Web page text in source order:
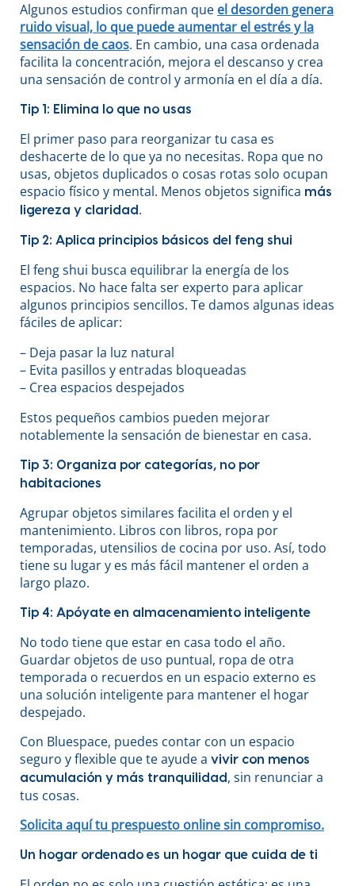
Algunos estudios confirman que el desorden genera
ruido visual, lo que puede aumentar el estrés y la
sensación de caos. En cambio, una casa ordenada
facilita la concentración, mejora el descanso y crea
una sensación de control y armonía en el día a día.
Tip 1: Elimina lo que no usas
El primer paso para reorganizar tu casa es
deshacerte de lo que ya no necesitas. Ropa que no
usas, objetos duplicados o cosas rotas solo ocupan
espacio físico y mental. Menos objetos significa más
ligereza y claridad .
Tip 2: Aplica principios básicos del feng shui
El feng shui busca equilibrar la energía de los
espacios. No hace falta ser experto para aplicar
algunos principios sencillos. Te damos algunas ideas
fáciles de aplicar:
– Deja pasar la luz natural
– Evita pasillos y entradas bloqueadas
– Crea espacios despejados
Estos pequeños cambios pueden mejorar
notablemente la sensación de bienestar en casa.
Tip 3: Organiza por categorías, no por
habitaciones
Agrupar objetos similares facilita el orden y el
mantenimiento. Libros con libros, ropa por
temporadas, utensilios de cocina por uso. Así, todo
tiene su lugar y es más fácil mantener el orden a
largo plazo.
Tip 4: Apóyate en almacenamiento inteligente
No todo tiene que estar en casa todo el año.
Guardar objetos de uso puntual, ropa de otra
temporada o recuerdos en un espacio externo es
una solución inteligente para mantener el hogar
despejado.
Con Bluespace, puedes contar con un espacio
seguro y flexible que te ayude a vivir con menos
acumulación y más tranquilidad , sin renunciar a
tus cosas.
Solicita aquí tu prespuesto online sin compromiso.
Un hogar ordenado es un hogar que cuida de ti